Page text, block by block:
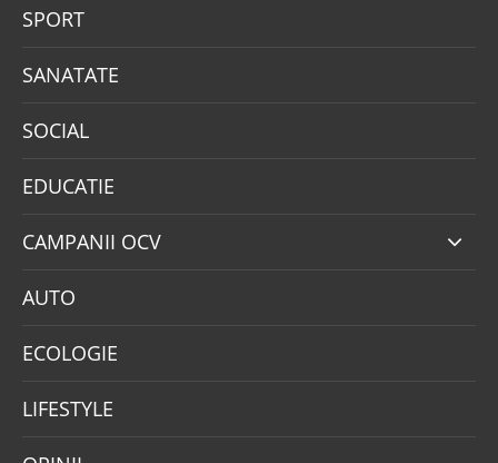
SPORT
SANATATE
SOCIAL
EDUCATIE
CAMPANII OCV
AUTO
ECOLOGIE
LIFESTYLE